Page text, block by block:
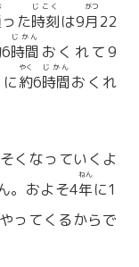
った時刻
じこく
は9月
がつ
22
6時間
じかん
おくれて9
約
やく
6時間
じかん
おくれ
くなっていくよ
。およそ4年
ねん
に1
ってくるからで